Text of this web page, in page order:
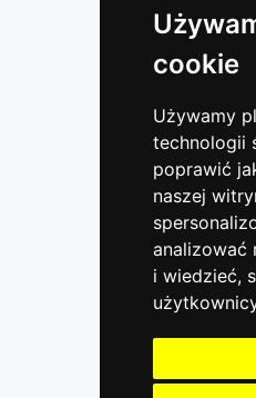
cookie
Używamy
technologii
poprawić
naszej
analizować
i wiedzieć,
Lustra
Lustra
Lustra do
Lustra
Lustra
Lustra do
Szyby
Lustra
Lustra do
Lustra